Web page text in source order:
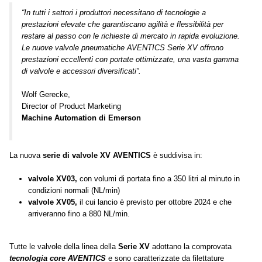
“In tutti i settori i produttori necessitano di tecnologie a
prestazioni elevate che garantiscano agilità e flessibilità per
restare al passo con le richieste di mercato in rapida evoluzione.
Le nuove valvole pneumatiche AVENTICS Serie XV offrono
prestazioni eccellenti con portate ottimizzate, una vasta gamma
di valvole e accessori diversificati”.
Wolf Gerecke,
Director of Product Marketing
Machine Automation di Emerson
La nuovaserie di valvole XV AVENTICS è suddivisa in:
valvole XV03, con volumi di portata fino a 350 litri al minuto in
condizioni normali (NL/min)
valvole XV05, il cui lancio è previsto per ottobre 2024 e che
arriveranno fino a 880 NL/min.
Tutte le valvole della linea della Serie XV adottano la comprovata
tecnologia core AVENTICS e sono caratterizzate da filettature